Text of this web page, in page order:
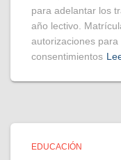
para adelantar los
año lectivo.
autorizaciones
consentimientos
EDUCACIÓN